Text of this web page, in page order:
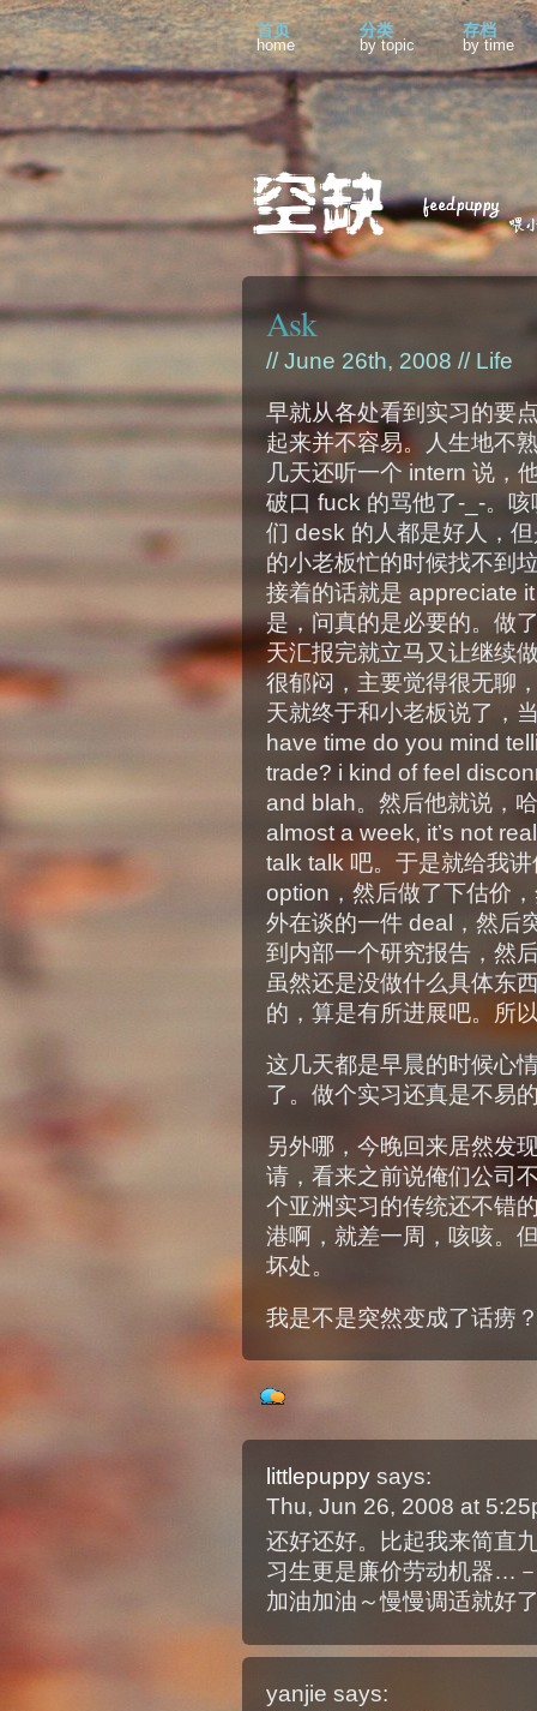
首页
home
分类
by topic
存档
by time
Ask
// June 26th, 2008 // Life
早就从各处看到实习的要
起来并不容易。人生地不
几天还听一个 intern 说，
破口 fuck 的骂他了-_-。
们 desk 的人都是好人，
的小老板忙的时候找不到
接着的话就是 appreciate
是，问真的是必要的。做
天汇报完就立马又让继续
很郁闷，主要觉得很无聊
天就终于和小老板说了，
have time do you mind
trade? i kind of feel
and blah。然后他就说，
almost a week, it’s not
talk talk 吧。于是就给我
option，然后做了下估价
外在谈的一件 deal，然后
到内部一个研究报告，然
虽然还是没做什么具体东
的，算是有所进展吧。所
这几天都是早晨的时候心
了。做个实习还真是不易
另外哪，今晚回来居然发
请，看来之前说俺们公司
个亚洲实习的传统还不错
港啊，就差一周，咳咳。
坏处。
我是不是突然变成了话痨
littlepuppy says:
Thu, Jun 26, 2008 at
还好还好。比起我来简直
习生更是廉价劳动机器…
加油加油～慢慢调适就好
yanjie says: